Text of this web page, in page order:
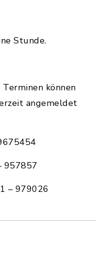
Stunde.
können
angemeldet
957857
– 979026